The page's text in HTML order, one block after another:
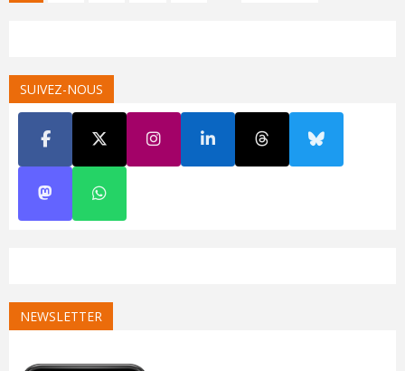
SUIVEZ-NOUS
NEWSLETTER